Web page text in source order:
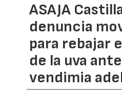
ASAJA
denuncia
para rebajar
de la uva
vendimia